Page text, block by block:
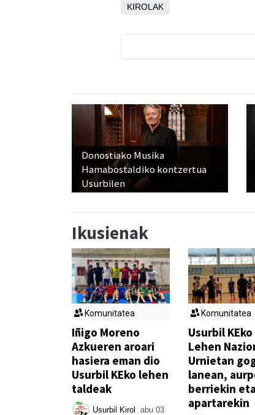
KIROLAK
Donostiako Musika
Hamabostaldiko kontzertua
Usurbilen
Ikusienak
Komunitatea
Iñigo Moreno
Azkueren aroari
hasiera eman dio
Usurbil KEko lehen
taldeak
Usurbil Kirol abu 03
Komunitatea
Usurbil KEko
Lehen
Urnietan
lanean,
berriekin
apartarekin